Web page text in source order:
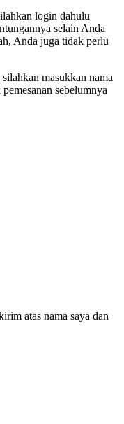
login dahulu
selain Anda
Anda juga tidak perlu
masukkan nama
sebelumnya
atas nama saya dan